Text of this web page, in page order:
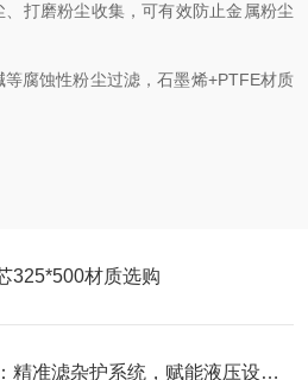
、打磨粉尘收集，可有效防止金属粉尘
等腐蚀性粉尘过滤，石墨烯+PTFE材质
325*500材质选购
液压滤清器：精准滤杂护系统，赋能液压设备稳定运行